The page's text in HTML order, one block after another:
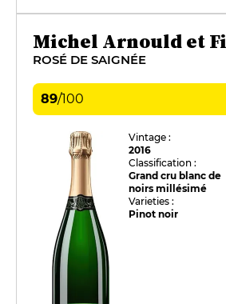
Michel Arnould et
ROSÉ DE SAIGNÉE
89/100
Vintage :
2016
Classification :
Grand cru blanc de
noirs millésimé
Varieties :
Pinot noir